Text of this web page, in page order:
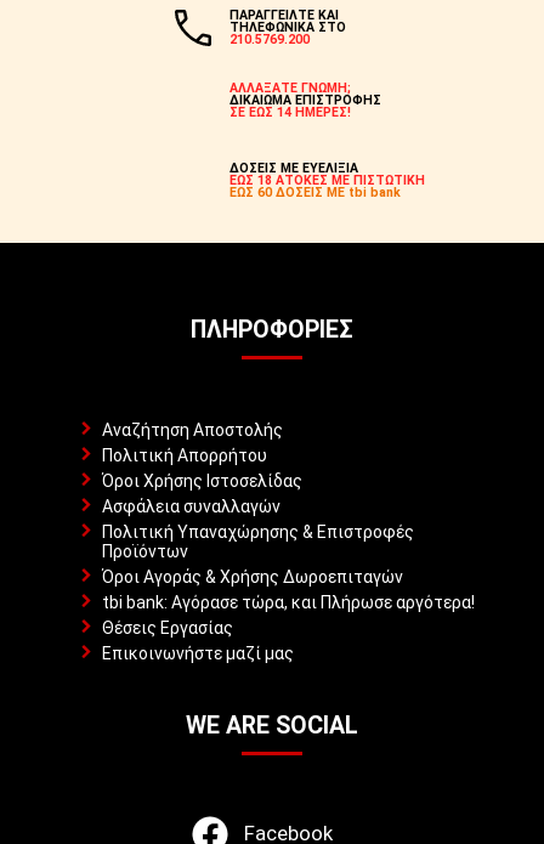
ΠΑΡΑΓΓΕΙΛΤΕ ΚΑΙ
ΤΗΛΕΦΩΝΙΚΑ ΣΤΟ
210.5769.200
ΑΛΛΑΞΑΤΕ ΓΝΩΜΗ;
ΔΙΚΑΙΩΜΑ ΕΠΙΣΤΡΟΦΗΣ
ΣΕ ΕΩΣ 14 ΗΜΕΡΕΣ!
ΔΟΣΕΙΣ ΜΕ ΕΥΕΛΙΞΙΑ
ΕΩΣ 18 ΑΤΟΚΕΣ ΜΕ ΠΙΣΤΩΤΙΚΗ
ΕΩΣ 60 ΔΟΣΕΙΣ ΜΕ tbi bank
ΠΛΗΡΟΦΟΡΊΕΣ
Αναζήτηση Αποστολής
Πολιτική Απορρήτου
Όροι Χρήσης Ιστοσελίδας
Ασφάλεια συναλλαγών
Πολιτική Υπαναχώρησης & Επιστροφές
Προϊόντων
Όροι Αγοράς & Χρήσης Δωροεπιταγών
tbi bank: Αγόρασε τώρα, και Πλήρωσε αργότερα!
Θέσεις Εργασίας
Επικοινωνήστε μαζί μας
WE ARE SOCIAL
Facebook